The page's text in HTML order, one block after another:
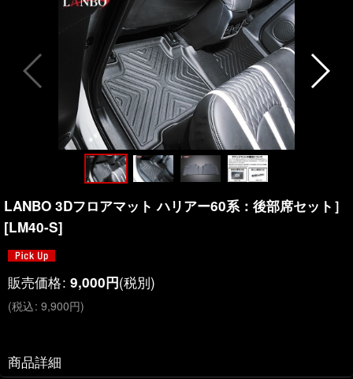
LANBO 3Dフロアマット ハリアー60系：後部席セット］
[LM40-S]
販売価格: 9,000円(税別)
(税込: 9,900円)
商品詳細